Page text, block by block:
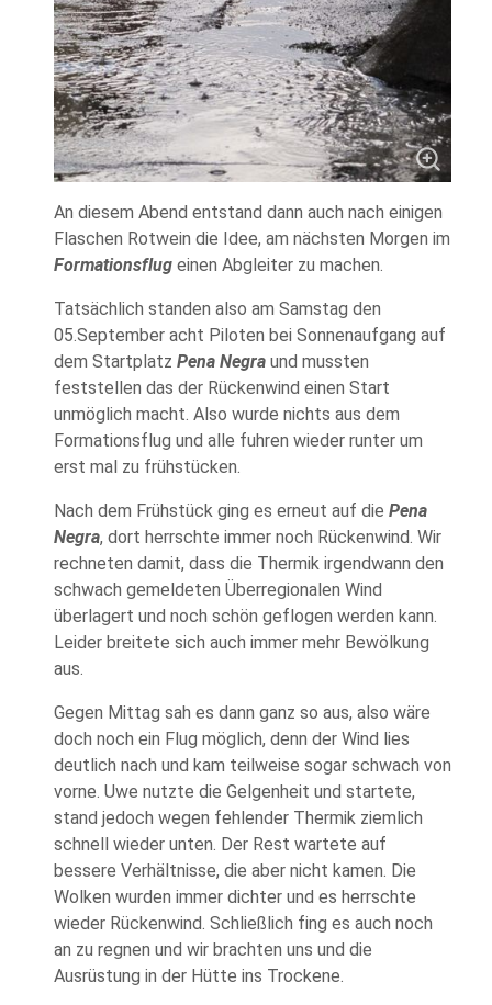
An diesem Abend entstand dann auch nach einigen
Flaschen Rotwein die Idee, am nächsten Morgen im
Formationsflug einen Abgleiter zu machen.
Tatsächlich standen also am Samstag den
05.September acht Piloten bei Sonnenaufgang auf
dem Startplatz Pena Negra und mussten
feststellen das der Rückenwind einen Start
unmöglich macht. Also wurde nichts aus dem
Formationsflug und alle fuhren wieder runter um
erst mal zu frühstücken.
Nach dem Frühstück ging es erneut auf die Pena
Negra, dort herrschte immer noch Rückenwind. Wir
rechneten damit, dass die Thermik irgendwann den
schwach gemeldeten Überregionalen Wind
überlagert und noch schön geflogen werden kann.
Leider breitete sich auch immer mehr Bewölkung
aus.
Gegen Mittag sah es dann ganz so aus, also wäre
doch noch ein Flug möglich, denn der Wind lies
deutlich nach und kam teilweise sogar schwach von
vorne. Uwe nutzte die Gelgenheit und startete,
stand jedoch wegen fehlender Thermik ziemlich
schnell wieder unten. Der Rest wartete auf
bessere Verhältnisse, die aber nicht kamen. Die
Wolken wurden immer dichter und es herrschte
wieder Rückenwind. Schließlich fing es auch noch
an zu regnen und wir brachten uns und die
Ausrüstung in der Hütte ins Trockene.